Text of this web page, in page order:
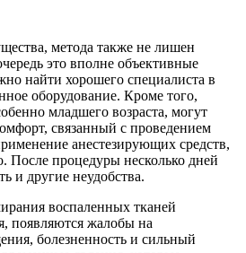
метода также не лишен
это вполне объективные
найти хорошего специалиста в
оборудование. Кроме того,
младшего возраста, могут
связанный с проведением
анестезирующих средств,
После процедуры несколько дней
и другие неудобства.
воспаленных тканей
появляются жалобы на
болезненность и сильный